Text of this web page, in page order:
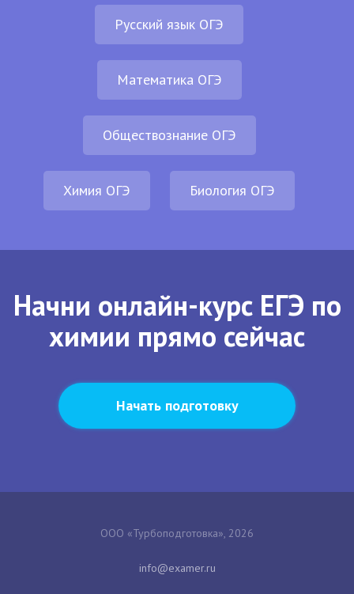
Русский язык ОГЭ
Математика ОГЭ
Обществознание ОГЭ
Химия ОГЭ Биология ОГЭ
Начни онлайн-курс ЕГЭ по
химии прямо сейчас
Начать подготовку
ООО «Турбоподготовка», 2026